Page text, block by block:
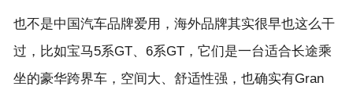
也不是中国汽车品牌爱用，海外品牌其实很早也这么干
过，比如宝马5系GT、6系GT，它们是一台适合长途乘
坐的豪华跨界车，空间大、舒适性强，也确实有Gran